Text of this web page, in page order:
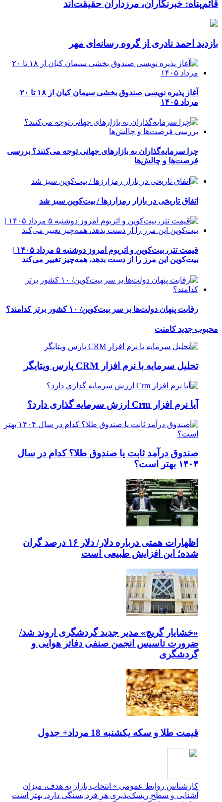
قائم‌پناه: ‏خبرنگاران، مرزداران حقیقت‌اند
بازدید احمد نادری از گروه رسانه‌ای مهر
آغاز پذیره نویسی صندوق بخشی سیمان کیان از ۱۸ تا ۲۰
مرداد ۱۴۰۵
چرا سرمایه‌گذاران به بازارهای جهانی توجه می‌کنند؟ بررسی
فرصت‌ها و چالش‌ها
اتفاق تاریخی در بازار رمزارزها / بیت‌کوین سبز شد
بیت‌کوین این مرز را از دست بدهد، همه‌چیز تغییر می‌کند
رقابت پنهان دولت‌ها بر سر بیت‌کوین/ ۱۰ کشور برتر کدامند؟
محبوب جدیدکامنت
تحلیل سرمایه با نرم افزار CRM پارس ویتایگر
آیا نرم افزار Crm ارزش سرمایه گذاری دارد؟
صندوق درآمد ثابت یا صندوق طلا؟ کدام در سال
۱۴۰۴ بهتر است؟
اظهارات همتی درباره دلار/ دلار ۱۶ درصد گران
شده؛ این افزایش طبیعی است
«خشایار گریچ» مدیر جدید گردشگری اروند شد/
ضرورت تاسیس انجمن صنفی دفاتر هوایی و
گردشگری
قیمت طلا و سکه یکشنبه 18 مرداد+ جدول
کارشناس روابط عمومی » انتخاب بازار به هدف، میزان
آشنایی و سطح ریسک‌پذیری هر فرد بستگی دارد. بهتر است